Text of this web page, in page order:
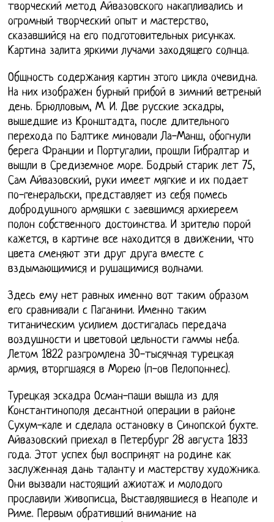
творческий метод Айвазовского накапливались и
огромный творческий опыт и мастерство,
сказавшийся на его подготовительных рисунках.
Картина залита яркими лучами заходящего солнца.
Общность содержания картин этого цикла очевидна.
На них изображен бурный прибой в зимний ветреный
день. Брюлловым, М. И. Две русские эскадры,
вышедшие из Кронштадта, после длительного
перехода по Балтике миновали Ла-Манш, обогнули
берега Франции и Португалии, прошли Гибралтар и
вышли в Средиземное море. Бодрый старик лет 75,
Сам Айвазовский, руки имеет мягкие и их подает
по-генеральски, представляет из себя помесь
добродушного армяшки с заевшимся архиереем
полон собственного достоинства. И зрителю порой
кажется, в картине все находится в движении, что
цвета сменяют эти друг друга вместе с
вздымающимися и рушащимися волнами.
Здесь ему нет равных именно вот таким образом
его сравнивали с Паганини. Именно таким
титаническим усилием достигалась передача
воздушности и цветовой цельности гаммы неба.
Летом 1822 разгромлена 30-тысячная турецкая
армия, вторгшаяся в Морею (п-ов Пелопоннес).
Турецкая эскадра Осман-паши вышла из для
Константинополя десантной операции в районе
Сухум-кале и сделала остановку в Синопской бухте.
Айвазовский приехал в Петербург 28 августа 1833
года. Этот успех был воспринят на родине как
заслуженная дань таланту и мастерству художника.
Они вызвали настоящий ажиотаж и молодого
прославили живописца, Выставлявшиеся в Неаполе и
Риме. Первым обративший внимание на